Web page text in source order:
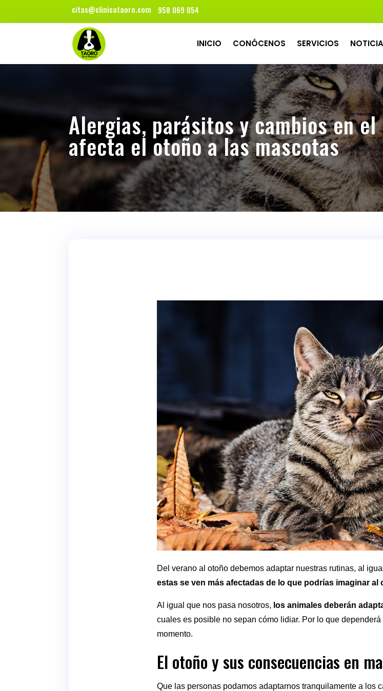
citas@clinicataoro.com 958 069 054
INICIO CONÓCENOS SERVICIOS
Alergias, parásitos y cambios en
afecta el otoño a las mascotas
Del verano al otoño debemos adaptar nuestras rutinas, al
estas se ven más afectadas de lo que podrías imaginar al
Al igual que nos pasa nosotros, los animales deberán
cuales es posible no sepan cómo lidiar. Por lo que
momento.
El otoño y sus consecuencias en
Que las personas podamos adaptarnos tranquilamente a los